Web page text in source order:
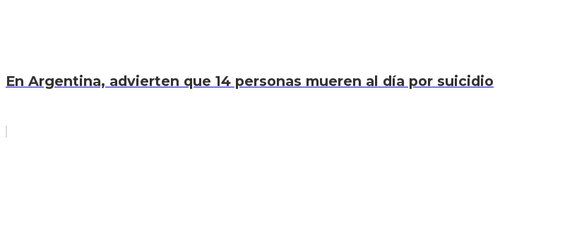
En Argentina, advierten que 14 personas mueren al día por suicidio